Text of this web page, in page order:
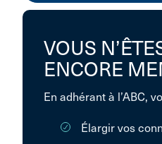
VOUS
ENCORE
En adhérant à l’ABC,
Élargir vos